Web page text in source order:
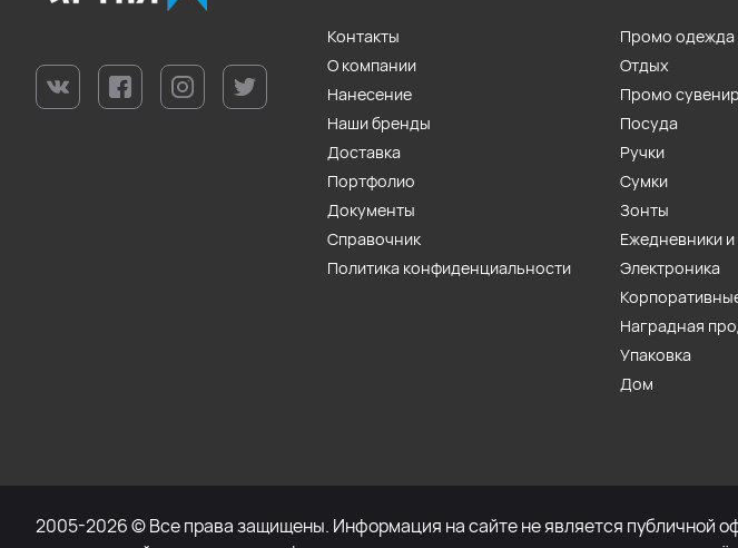
Контакты
О компании
Нанесение
Наши бренды
Доставка
Портфолио
Документы
Справочник
Политика конфиденциальности
Промо одежда
Отдых
Промо
Посуда
Ручки
Сумки
Зонты
Ежедневники
Электроника
Наградная
Упаковка
Дом
2005-2026 © Все права защищены. Информация на сайте не является публичной